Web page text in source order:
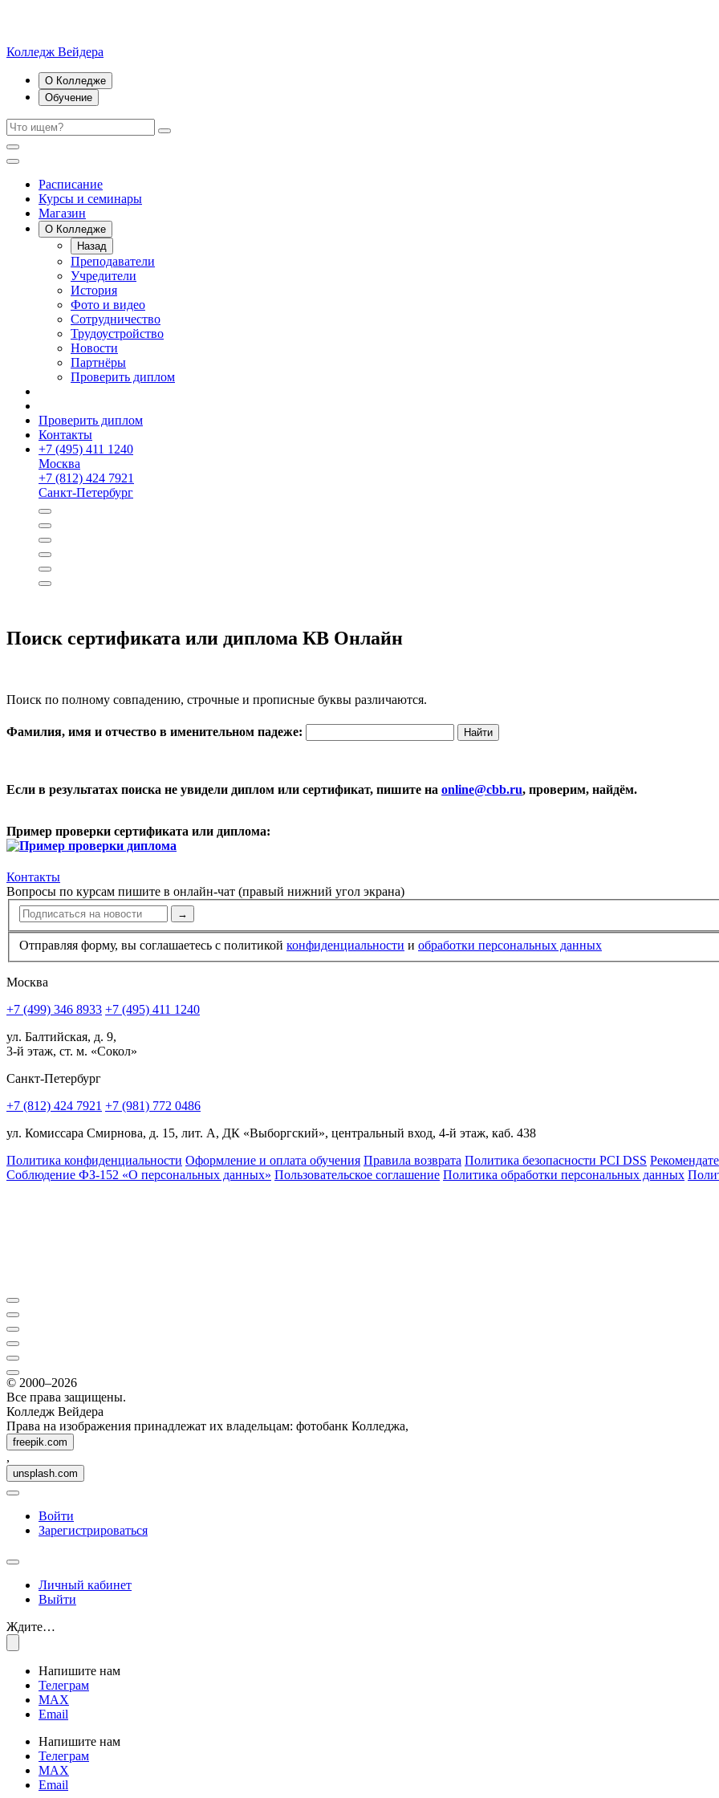
Колледж Вейдера
О Колледже
Обучение
Расписание
Курсы и семинары
Магазин
О Колледже
Назад
Преподаватели
Учредители
История
Фото и видео
Сотрудничество
Трудоустройство
Новости
Партнёры
Проверить диплом
Проверить диплом
Контакты
+7 (495) 411 1240
Москва
+7 (812) 424 7921
Санкт-Петербург
Поиск сертификата или диплома КВ Онлайн
Поиск по полному совпадению, строчные и прописные буквы различаются.
Фамилия, имя и отчество в именительном падеже:
Если в результатах поиска не увидели диплом или сертификат, пишите на online@cbb.ru, проверим, найдём.
Пример проверки сертификата или диплома:
Контакты
Вопросы по курсам пишите в онлайн-чат (правый нижний угол экрана)
→
Отправляя форму, вы соглашаетесь с политикой конфи­ден­циальности и обработки персональных данных
Москва
+7 (499) 346 8933 +7 (495) 411 1240
ул. Балтийская, д. 9,
3-й этаж, ст. м. «Сокол»
Санкт-Петербург
+7 (812) 424 7921 +7 (981) 772 0486
ул. Комиссара Смирнова, д. 15, лит. А, ДК «Выборгский», центральный вход, 4-й этаж, каб. 438
Политика конфиденциальности Оформление и оплата обучения Правила возврата Политика безопасности PCI DSS
Соблюдение ФЗ-152 «О персональ­ных данных» Пользовательское соглашение Политика обработки персональных данных
© 2000–2026
Все права защищены.
Колледж Вейдера
Права на изображения принадлежат их владельцам: фотобанк Колледжа,
freepik.com
,
unsplash.com
Войти
Зарегистрироваться
Личный кабинет
Выйти
Ждите…
Напишите нам
Телеграм
MAX
Email
Напишите нам
Телеграм
MAX
Email